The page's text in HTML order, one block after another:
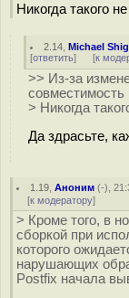
Никогда такого
2.14 ,Michael
[ответить] [к
>> Из-за
совместимость
> Никогда
Да здрасьте,
1.19 ,Аноним (-),
[к модератору]
> Кроме того, в
сборкой при
которого
нарушающих
Postfix начала